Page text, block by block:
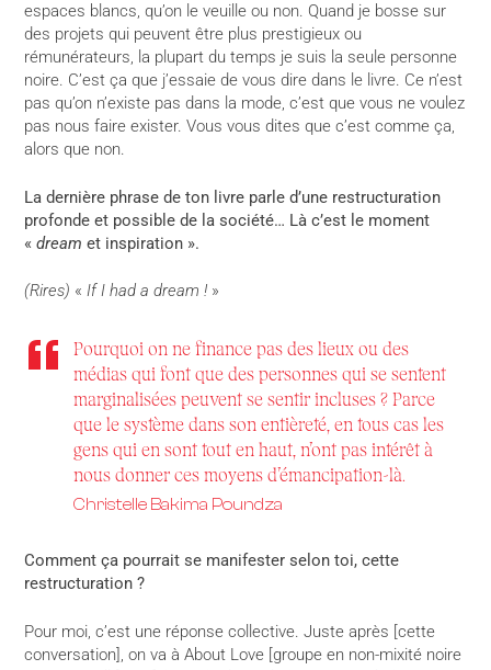
espaces blancs, qu’on le veuille ou non. Quand je bosse sur
des projets qui peuvent être plus prestigieux ou
rémunérateurs, la plupart du temps je suis la seule personne
noire. C’est ça que j’essaie de vous dire dans le livre. Ce n’est
pas qu’on n’existe pas dans la mode, c’est que vous ne voulez
pas nous faire exister. Vous vous dites que c’est comme ça,
alors que non.
La dernière phrase de ton livre parle d’une restructuration
profonde et possible de la société… Là c’est le moment
«dream et inspiration ».
(Rires) «If I had a dream ! »
Pourquoi on ne finance pas des lieux ou des
médias qui font que des personnes qui se sentent
marginalisées peuvent se sentir incluses ? Parce
que le système dans son entièreté, en tous cas les
gens qui en sont tout en haut, n’ont pas intérêt à
nous donner ces moyens d’émancipation-là.
Christelle Bakima Poundza
Comment ça pourrait se manifester selon toi, cette
restructuration ?
Pour moi, c’est une réponse collective. Juste après [cette
conversation], on va à About Love [groupe en non-mixité noire